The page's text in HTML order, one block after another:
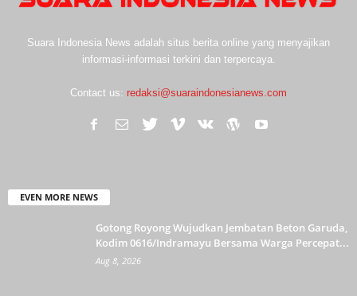
Suara Indonesia News adalah situs berita online yang menyajikan
informasi-informasi terkini dan terpercaya.
Contact us: redaksi@suaraindonesianews.com
EVEN MORE NEWS
Gotong Royong Wujudkan Jembatan Beton Garuda,
Kodim 0616/Indramayu Bersama Warga Percepat...
Aug 8, 2026